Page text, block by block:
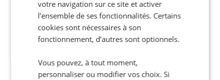
App Store Play Store
votre navigation sur ce site et activer
l’ensemble de ses fonctionnalités. Certains
cookies sont nécessaires à son
fonctionnement, d’autres sont optionnels.
Vous pouvez, à tout moment,
personnaliser ou modifier vos choix. Si